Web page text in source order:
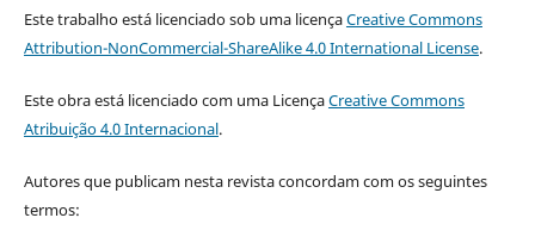
Este trabalho está licenciado sob uma licençaCreative Commons
Attribution-NonCommercial-ShareAlike 4.0 International License.
Este obra está licenciado com uma LicençaCreative Commons
Atribuição 4.0 Internacional.
Autores que publicam nesta revista concordam com os seguintes
termos: